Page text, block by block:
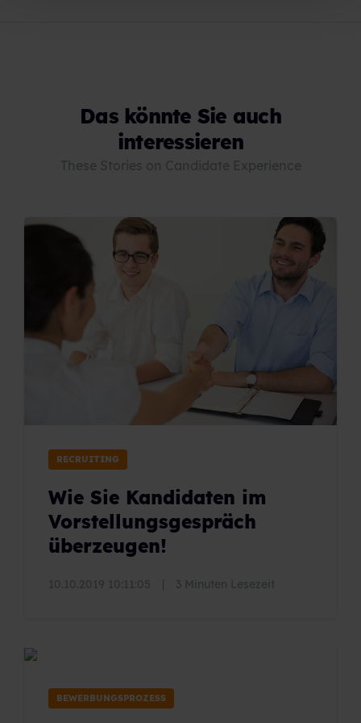
Das könnte Sie auch
interessieren
RECRUITING
Wie Sie Kandidaten im
Vorstellungsgespräch
überzeugen!
BEWERBUNGSPROZESS